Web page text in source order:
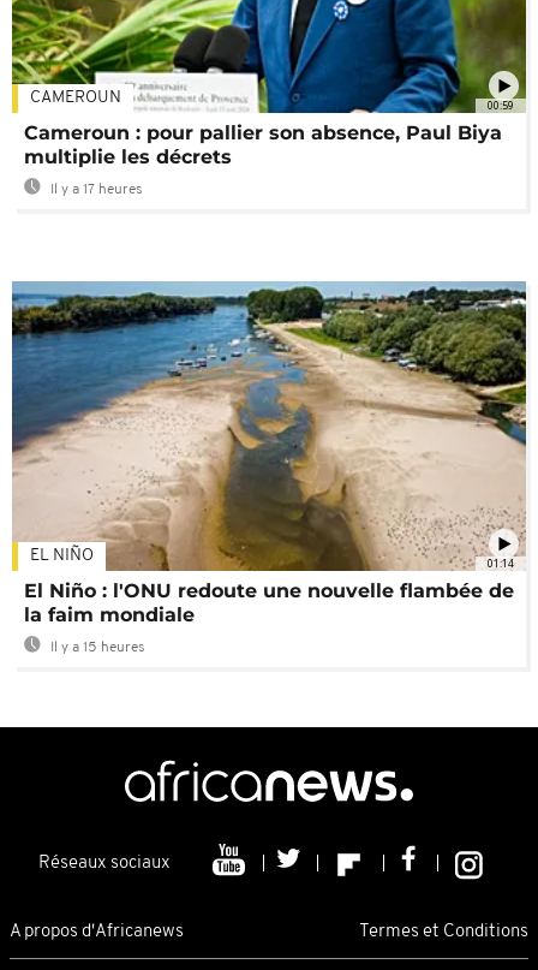
00:59
CAMEROUN
Cameroun : pour pallier son absence, Paul Biya
multiplie les décrets
Il y a 17 heures
01:14
EL NIÑO
El Niño : l'ONU redoute une nouvelle flambée de
la faim mondiale
Il y a 15 heures
Réseaux sociaux
A propos d'Africanews Termes et Conditions